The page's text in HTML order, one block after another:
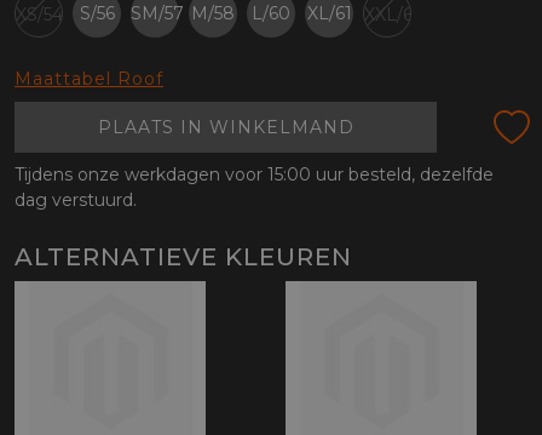
XS/54 S/56 SM/57 M/58 L/60 XL/61 XXL/63
Maattabel Roof
PLAATS IN WINKELMAND
Tijdens onze werkdagen voor 15:00 uur besteld, dezelfde
dag verstuurd.
ALTERNATIEVE KLEUREN